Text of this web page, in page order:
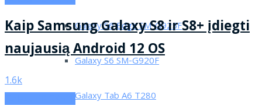
Galaxy S6 Edge SM-G925F
Galaxy S6 SM-G920F
Galaxy Tab A6 T280
Kaip Samsung Galaxy S8 ir S8+ įdiegti
naujausią Android 12 OS
1.6k